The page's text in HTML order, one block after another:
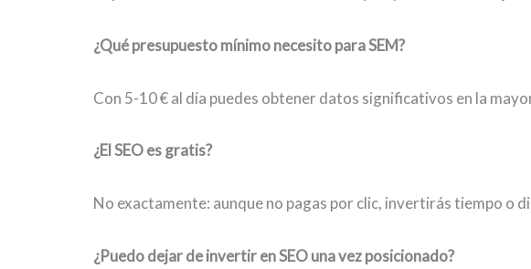
¿Qué presupuesto mínimo necesito para SEM?
Con 5-10 € al día puedes obtener datos significativos en la
¿El SEO es gratis?
No exactamente: aunque no pagas por clic, invertirás tiempo o
¿Puedo dejar de invertir en SEO una vez posicionado?